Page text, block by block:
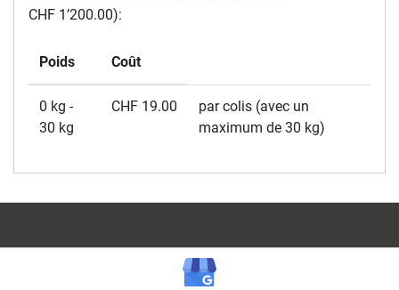
CHF 1’200.00):
Poids Coût
0 kg -
30 kg
CHF 19.00
par colis (avec un
maximum de 30 kg)